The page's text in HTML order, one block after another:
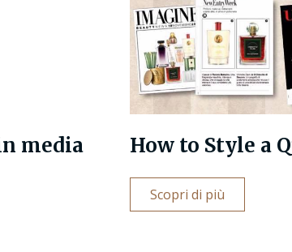
media How to Style a
Scopri di più